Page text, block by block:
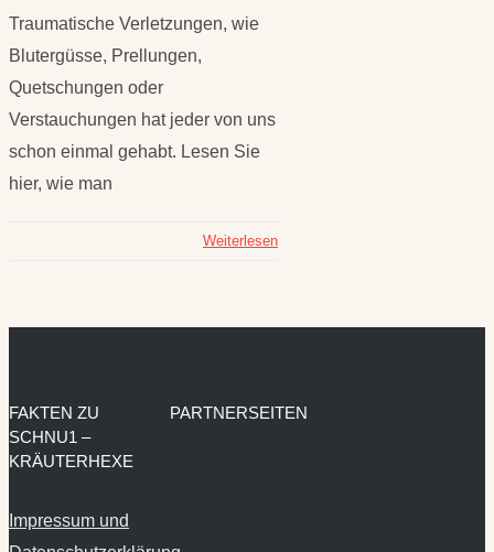
Traumatische Verletzungen, wie
Blutergüsse, Prellungen,
Quetschungen oder
Verstauchungen hat jeder von uns
schon einmal gehabt. Lesen Sie
hier, wie man
Weiterlesen
FAKTEN ZU
SCHNU1 –
KRÄUTERHEXE
Impressum und
PARTNERSEITEN